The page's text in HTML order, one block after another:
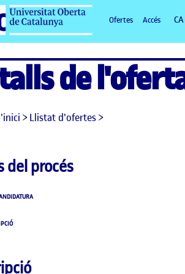
Ofertes Accés
de
> Llistat d'ofertes>
del procés